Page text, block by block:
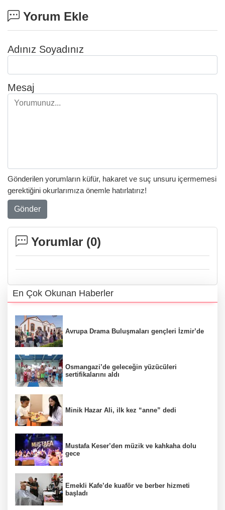
Yorum Ekle
Adınız Soyadınız
Mesaj
Gönderilen yorumların küfür, hakaret ve suç unsuru içermemesi
gerektiğini okurlarımıza önemle hatırlatırız!
Gönder
Yorumlar (0)
En Çok Okunan Haberler
Avrupa Drama Buluşmaları gençleri İzmir’de
Osmangazi’de geleceğin yüzücüleri
sertifikalarını aldı
Minik Hazar Ali, ilk kez “anne” dedi
Mustafa Keser’den müzik ve kahkaha dolu
gece
Emekli Kafe’de kuaför ve berber hizmeti
başladı